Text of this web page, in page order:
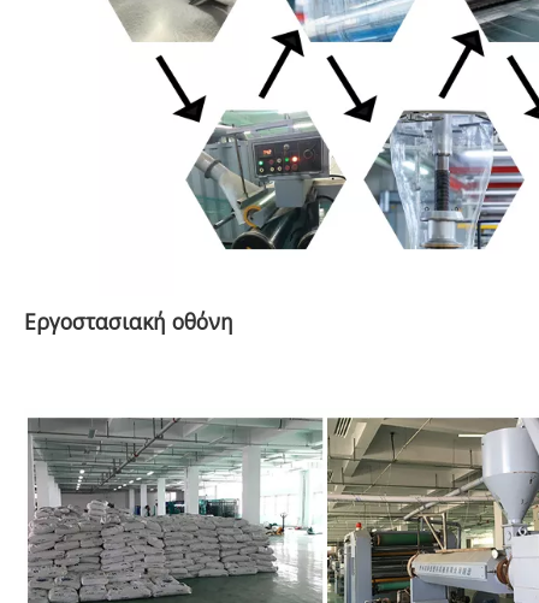
Εργοστασιακή οθόνη